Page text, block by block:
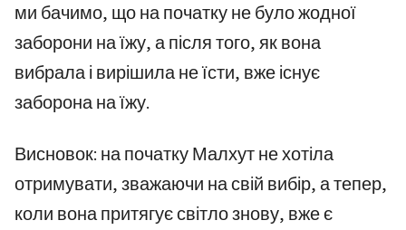
ми бачимо, що на початку не було жодної
заборони на їжу, а після того, як вона
вибрала і вирішила не їсти, вже існує
заборона на їжу.
Висновок: на початку Малхут не хотіла
отримувати, зважаючи на свій вибір, а тепер,
коли вона притягує світло знову, вже є